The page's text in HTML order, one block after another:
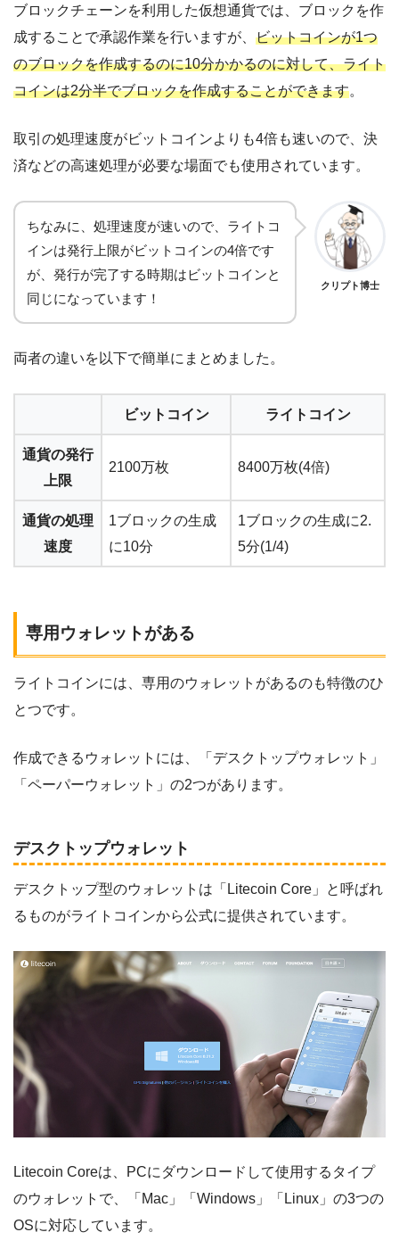
ブロックチェーンを利用した仮想通貨では、ブロックを作
成することで承認作業を行いますが、 ビットコインが1つ
のブロックを作成するのに10分かかるのに対して、ライト
コインは2分半でブロックを作成することができます。
取引の処理速度がビットコインよりも4倍も速いので、決
済などの高速処理が必要な場面でも使用されています。
ちなみに、処理速度が速いので、ライトコ
インは発行上限がビットコインの4倍です
が、発行が完了する時期はビットコインと
同じになっています！
クリプト博士
両者の違いを以下で簡単にまとめました。
ビットコイン ライトコイン
通貨の発行
上限
2100万枚 8400万枚(4倍)
通貨の処理
速度
1ブロックの生成
に10分
1ブロックの生成に2.
5分(1/4)
専用ウォレットがある
ライトコインには、専用のウォレットがあるのも特徴のひ
とつです。
作成できるウォレットには、「デスクトップウォレット」
「ペーパーウォレット」の2つがあります。
デスクトップウォレット
デスクトップ型のウォレットは「Litecoin Core」と呼ばれ
るものがライトコインから公式に提供されています。
Litecoin Coreは、PCにダウンロードして使用するタイプ
のウォレットで、「Mac」「Windows」「Linux」の3つの
OSに対応しています。